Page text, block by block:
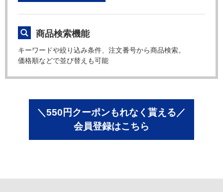
商品検索機能
キーワードや絞り込み条件、注文番号から商品検索。
価格順などで並び替えも可能
＼550円クーポンもれなく貰える／
会員登録はこちら